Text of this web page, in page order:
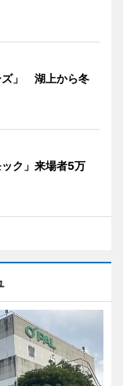
ズ」 湖上から冬
ク」来場者5万